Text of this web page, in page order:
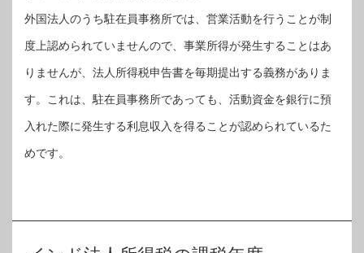
外国法人のうち駐在員事務所では、営業活動を行うことが制
度上認められていませんので、事業所得が発生することはあ
りませんが、法人所得税申告書を毎期提出する義務がありま
す。これは、駐在員事務所であっても、活動資金を銀行に預
入れた際に発生する利息収入を得ることが認められているた
めです。